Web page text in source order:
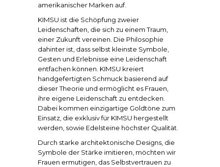
amerikanischer Marken auf.
KIMSU ist die Schöpfung zweier
Leidenschaften, die sich zu einem Traum,
einer Zukunft vereinen. Die Philosophie
dahinter ist, dass selbst kleinste Symbole,
Gesten und Erlebnisse eine Leidenschaft
entfachen können. KIMSU kreiert
handgefertigten Schmuck basierend auf
dieser Theorie und ermöglicht es Frauen,
ihre eigene Leidenschaft zu entdecken.
Dabei kommen einzigartige Goldtöne zum
Einsatz, die exklusiv für KIMSU hergestellt
werden, sowie Edelsteine ​​höchster Qualität.
Durch starke architektonische Designs, die
Symbole der Stärke imitieren, möchten wir
Frauen ermutigen, das Selbstvertrauen zu